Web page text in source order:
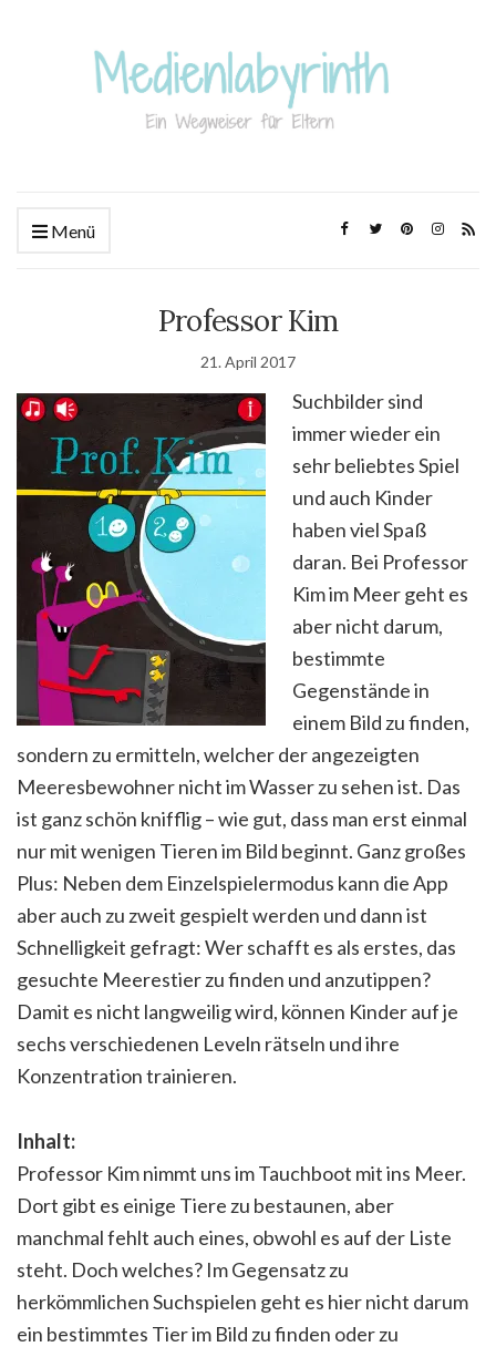
Menü
Professor Kim
21. April 2017
Suchbilder sind
immer wieder ein
sehr beliebtes Spiel
und auch Kinder
haben viel Spaß
daran. Bei Professor
Kim im Meer geht es
aber nicht darum,
bestimmte
Gegenstände in
einem Bild zu finden,
sondern zu ermitteln, welcher der angezeigten
Meeresbewohner nicht im Wasser zu sehen ist. Das
ist ganz schön knifflig – wie gut, dass man erst einmal
nur mit wenigen Tieren im Bild beginnt. Ganz großes
Plus: Neben dem Einzelspielermodus kann die App
aber auch zu zweit gespielt werden und dann ist
Schnelligkeit gefragt: Wer schafft es als erstes, das
gesuchte Meerestier zu finden und anzutippen?
Damit es nicht langweilig wird, können Kinder auf je
sechs verschiedenen Leveln rätseln und ihre
Konzentration trainieren.
Inhalt:
Professor Kim nimmt uns im Tauchboot mit ins Meer.
Dort gibt es einige Tiere zu bestaunen, aber
manchmal fehlt auch eines, obwohl es auf der Liste
steht. Doch welches? Im Gegensatz zu
herkömmlichen Suchspielen geht es hier nicht darum
ein bestimmtes Tier im Bild zu finden oder zu